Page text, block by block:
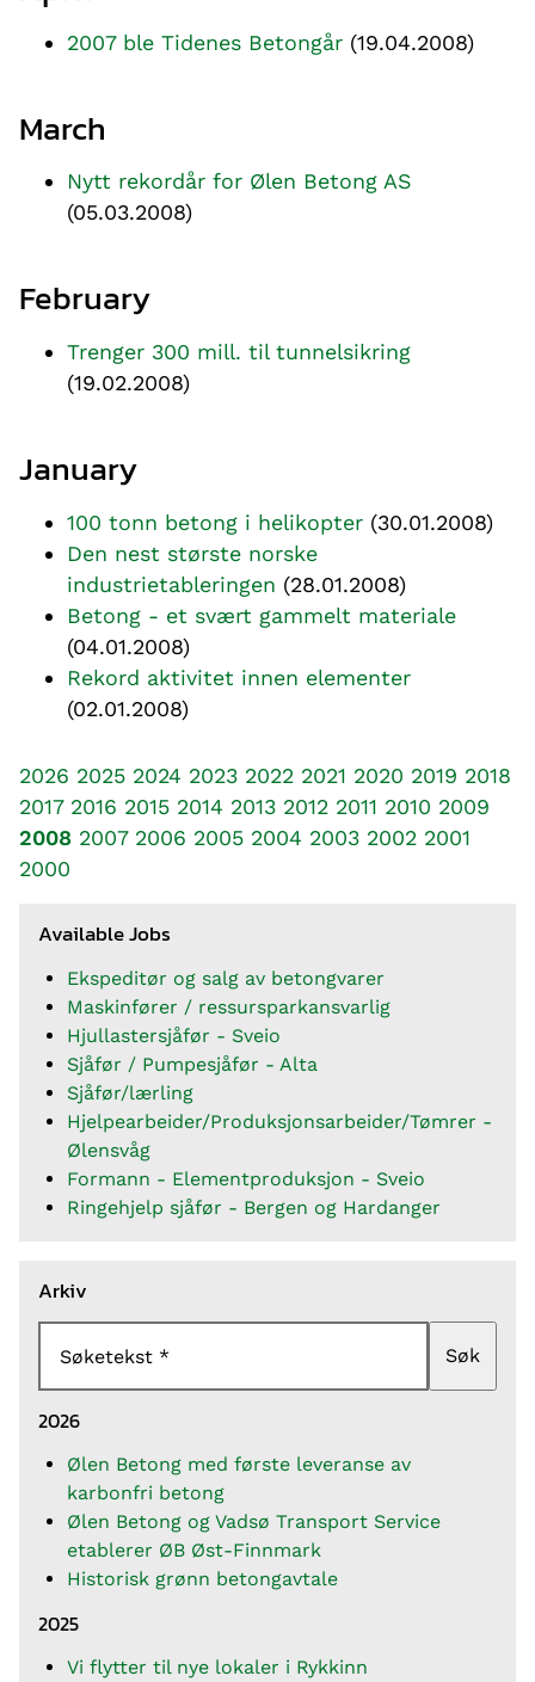
2007 ble Tidenes Betongår (19.04.2008)
March
Nytt rekordår for Ølen Betong AS
(05.03.2008)
February
Trenger 300 mill. til tunnelsikring
(19.02.2008)
January
100 tonn betong i helikopter (30.01.2008)
Den nest største norske
industrietableringen (28.01.2008)
Betong - et svært gammelt materiale
(04.01.2008)
Rekord aktivitet innen elementer
(02.01.2008)
2026 2025 2024 2023 2022 2021 2020 2019 2018
2017 2016 2015 2014 2013 2012 2011 2010 2009
2008 2007 2006 2005 2004 2003 2002 2001
2000
Available Jobs
Ekspeditør og salg av betongvarer
Maskinfører / ressursparkansvarlig
Hjullastersjåfør - Sveio
Sjåfør / Pumpesjåfør - Alta
Sjåfør/lærling
Hjelpearbeider/Produksjonsarbeider/Tømrer -
Ølensvåg
Formann - Elementproduksjon - Sveio
Ringehjelp sjåfør - Bergen og Hardanger
Arkiv
Søketekst Søk
2026
Ølen Betong med første leveranse av
karbonfri betong
Ølen Betong og Vadsø Transport Service
etablerer ØB Øst-Finnmark
Historisk grønn betongavtale
2025
Vi flytter til nye lokaler i Rykkinn